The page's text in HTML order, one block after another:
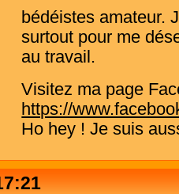
bédéistes amateur.
surtout pour me
au travail.
Visitez ma page
https://
Ho hey ! Je suis